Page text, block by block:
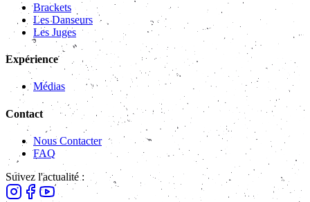
Brackets
Les Danseurs
Les Juges
Expérience
Médias
Contact
Nous Contacter
FAQ
Suivez l'actualité :